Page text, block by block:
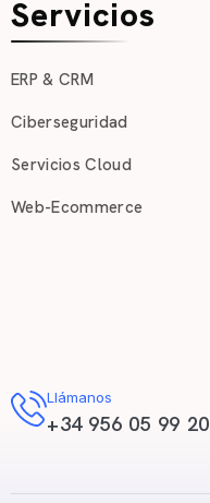
Servicios
ERP & CRM
Ciberseguridad
Servicios Cloud
Web-Ecommerce
Llámanos
+34 956 05 99 20